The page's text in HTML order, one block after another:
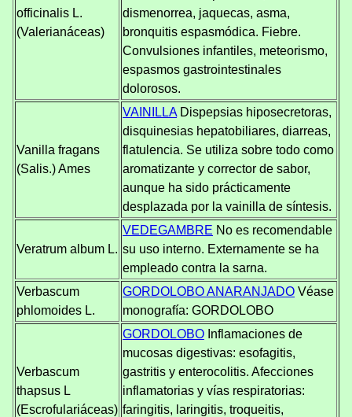
officinalis L.
(Valerianáceas)
dismenorrea, jaquecas, asma,
bronquitis espasmódica. Fiebre.
Convulsiones infantiles, meteorismo,
espasmos gastrointestinales
dolorosos.
Vanilla fragans
(Salis.) Ames
VAINILLADispepsias hiposecretoras,
disquinesias hepatobiliares, diarreas,
flatulencia. Se utiliza sobre todo como
aromatizante y corrector de sabor,
aunque ha sido prácticamente
desplazada por la vainilla de síntesis.
Veratrum album L.
VEDEGAMBRE No es recomendable
su uso interno. Externamente se ha
empleado contra la sarna.
Verbascum
phlomoides L.
GORDOLOBO ANARANJADO Véase
monografía: GORDOLOBO
Verbascum
thapsus L
(Escrofulariáceas)
GORDOLOBO Inflamaciones de
mucosas digestivas: esofagitis,
gastritis y enterocolitis. Afecciones
inflamatorias y vías respiratorias:
faringitis, laringitis, troqueitis,